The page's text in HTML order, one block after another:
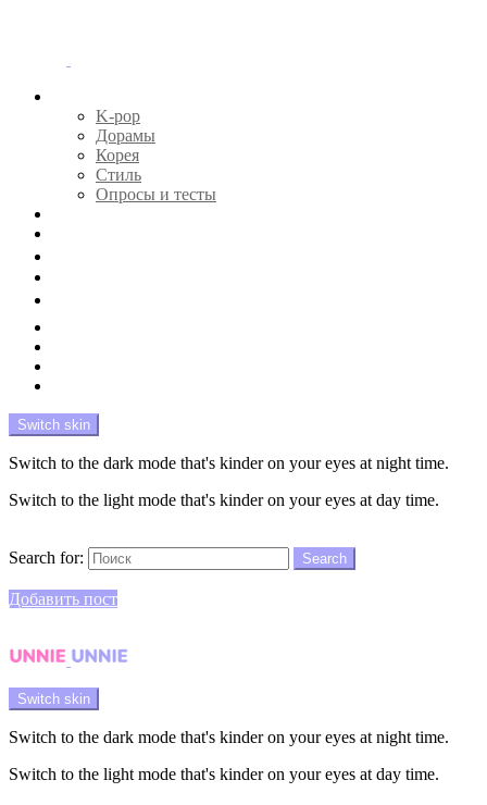
K-pop
Дорамы
Корея
Стиль
Опросы и тесты
Switch skin
Switch to the dark mode that's kinder on your eyes at night time.
Switch to the light mode that's kinder on your eyes at day time.
Search for:
Search
Добавить пост
Switch skin
Switch to the dark mode that's kinder on your eyes at night time.
Switch to the light mode that's kinder on your eyes at day time.